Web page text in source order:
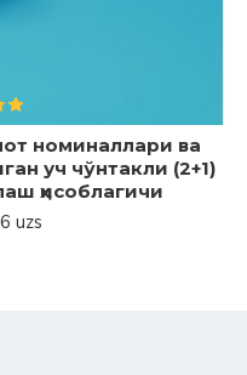
номиналлари ва
уч чўнтакли (2+1)
ҳисоблагичи
uzs